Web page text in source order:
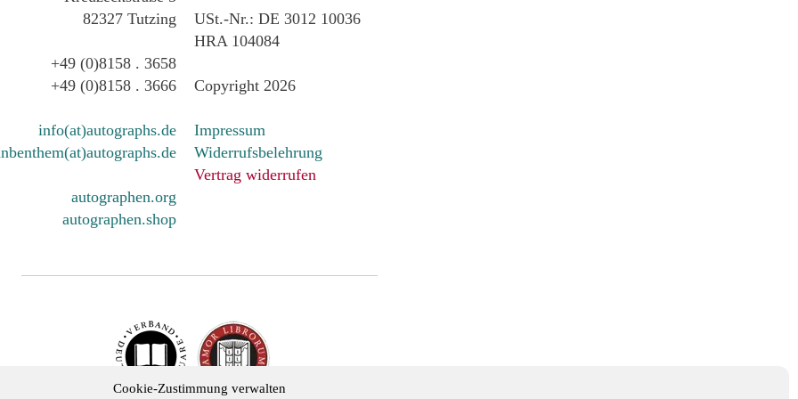
Cookie-Zustimmung verwalten
82327 Tutzing
+49 (0)8158 . 3658
+49 (0)8158 . 3666
info(at)autographs.de
autographen.org
autographen.shop
USt.-Nr.: DE 3012 10036
HRA 104084
Copyright 2026
Impressum
Widerrufsbelehrung
Vertrag widerrufen